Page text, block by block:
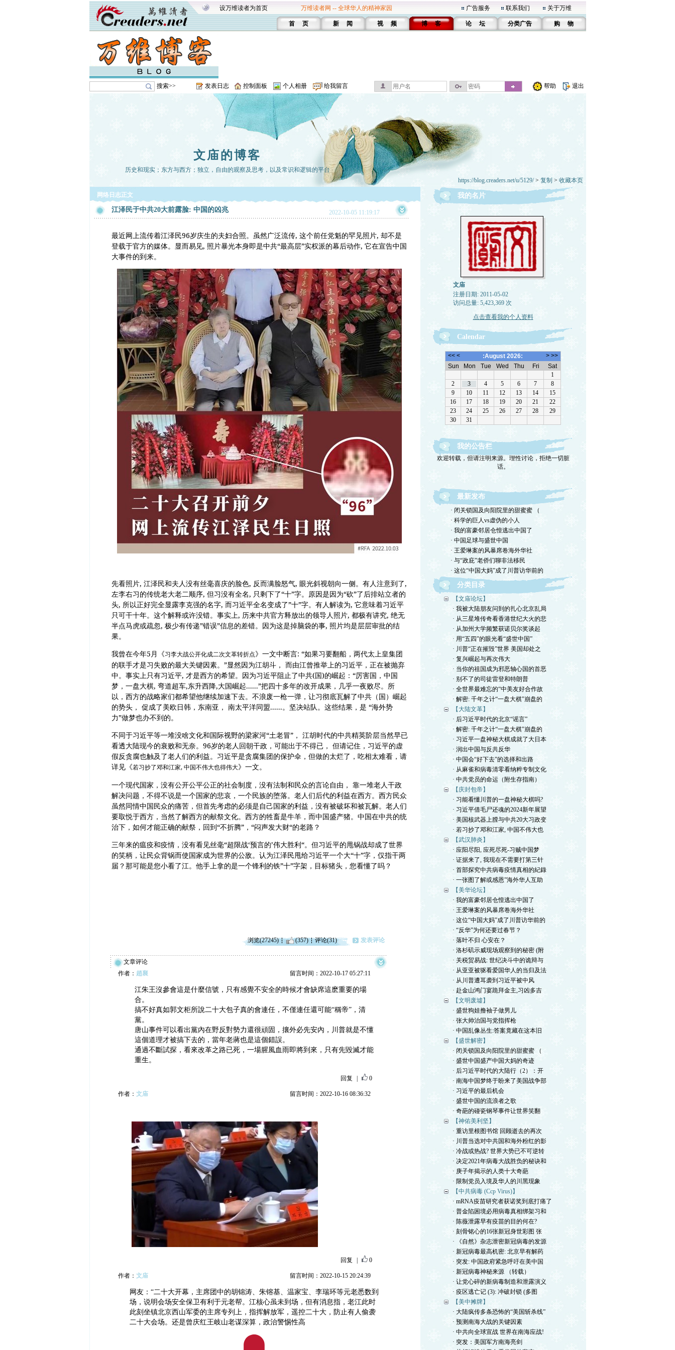
设万维读者为首页 万维读者网 -- 全球华人的精神家园 广告服务 联系我们 关于万维
首 页 新 闻 视 频 博 客 论 坛 分类广告 购 物
搜索>> 发表日志 控制面板 个人相册 给我留言 帮助 退出
文庙的博客
历史和现实；东方与西方；独立，自由的观察及思考，以及常识和逻辑的平台
https://blog.creaders.net/u/5129/> 复制 > 收藏本页
网络日志正文
江泽民于中共20大前露脸: 中国的凶兆 2022-10-05 11:19:17
最近网上流传着江泽民96岁庆生的夫妇合照。虽然广泛流传, 这个前任党魁的罕见照片, 却不是
登载于官方的媒体。显而易见, 照片暴光本身即是中共“最高层”实权派的幕后动作, 它在宣告中国
大事件的到来。
先看照片, 江泽民和夫人没有丝毫喜庆的脸色, 反而满脸怒气, 眼光斜视朝向一侧。有人注意到了,
左李右习的传统老大老二顺序, 但习没有全名, 只剩下了“十”字。原因是因为“砍”了后排站立者的
头, 所以正好完全显露李克强的名字, 而习近平全名变成了”十”字。有人解读为, 它意味着习近平
只可干十年。这个解释或许没错。事实上, 历来中共官方释放出的领导人照片, 都极有讲究, 绝无
半点马虎或疏忽, 极少有传递”错误”信息的差错。因为这是掉脑袋的事, 照片均是层层审批的结
果。
我曾在今年5月《习李大战公开化成二次文革转折点》一文中断言: “如果习要翻船，两代太上皇集团
的联手才是习失败的最大关键因素。”显然因为江胡斗， 而由江曾推举上的习近平，正在被抛弃
中。事实上只有习近平, 才是西方的希望。因为习近平阻止了中共(国)的崛起：“厉害国，中国
梦，一盘大棋, 弯道超车,东升西降,大国崛起......”把四十多年的改开成果，几乎一夜败尽。所
以，西方的战略家们都希望他继续加速下去。不浪废一枪一弹，让习彻底瓦解了中共（国）崛起
的势头， 促成了美欧日韩，东南亚， 南太平洋同盟......。坚决站队。这些结果，是 “海外势
力”做梦也办不到的。
不同于习近平等一堆没啥文化和国际视野的梁家河“土老冒”， 江胡时代的中共精英阶层当然早已
看透大陆现今的衰败和无奈。96岁的老人回朝干政，可能出于不得已， 但请记住，习近平的虚
假反贪腐也触及了老人们的利益。习近平是贪腐集团的保护伞，但做的太烂了，吃相太难看，请
详见《若习抄了邓和江家, 中国不伟大也得伟大》一文。
一个现代国家，没有公开公平公正的社会制度，没有法制和民众的言论自由， 靠一堆老人干政
解决问题，不得不说是一个国家的悲哀，一个民族的堕落。老人们后代的利益在西方。西方民众
虽然同情中国民众的痛苦，但首先考虑的必须是自己国家的利益，没有被破坏和被瓦解。老人们
要取悦于西方，当然了解西方的献祭文化。西方的牲畜是牛羊，而中国盛产猪。中国在中共的统
治下，如何才能正确的献祭，回到“不折腾”，“闷声发大财“的老路？
三年来的瘟疫和疫情，没有看见丝毫“超限战‘预言的’伟大胜利“。但习近平的甩锅战却成了世界
的笑柄，让民众背锅而使国家成为世界的公敌。认为江泽民甩给习近平一个大“十”字，仅指干两
届？那可能是您小看了江。他手上拿的是一个锋利的铁”十”字架，目标猪头，您看懂了吗？
浏览(27245) (357) 评论(31) 发表评论
文章评论
作者： 趙襄 留言时间：2022-10-17 05:27:11
江朱王沒參會這是什麼信號，只有感覺不安全的時候才會缺席這麽重要的場
合。
搞不好真如郭文柜所說二十大包子真的會連任，不僅連任還可能“稱帝”，清
黨。
唐山事件可以看出黨內在野反對勢力還很頑固，攘外必先安內，川普就是不懂
這個道理才被搞下去的，當年老蔣也是這個錯誤。
通過不斷試探，看來改革之路已死，一場腥風血雨即將到來，只有先毀滅才能
重生。
回复 0
作者： 文庙 留言时间：2022-10-16 08:36:32
回复 0
作者： 文庙 留言时间：2022-10-15 20:24:39
网友：“二十大开幕，主席团中的胡锦涛、朱镕基、温家宝、李瑞环等元老悉数到
场，说明会场安全保卫有利于元老帮。江核心虽未到场，但有消息指，老江此时
此刻坐镇北京西山军委的主席专列上，指挥解放军，遥控二十大，防止有人偷袭
二十大会场。还是曾庆红王岐山老谋深算，政治警惕性高
我的名片
文庙
注册日期: 2011-05-02
访问总量: 5,423,369 次
点击查看我的个人资料
Calendar
我的公告栏
欢迎转载，但请注明来源。理性讨论，拒绝一切脏
话。
最新发布
· 闭关锁国及向阳院里的甜蜜蜜 （
· 科学的巨人vs虚伪的小人
· 我的富豪邻居仓惶逃出中国了
· 中国足球与盛世中国
· 王爱琳案的风暴席卷海外华社
· 与“政庇”老侨们聊非法移民
· 这位“中国大妈”成了川普访华前的
分类目录
【文庙论坛】
· 我被大陆朋友问到的扎心北京乱局
· 从三星堆传奇看香港世纪大火的悲
· 从加州大学频繁获诺贝尔奖谈起
· 用“五四”的眼光看“盛世中国”
· 川普“正在摧毁”世界 美国却处之
· 复兴崛起与再次伟大
· 当你的祖国成为邪恶轴心国的首恶
· 别不了的司徒雷登和特朗普
· 全世界最难忘的“中美友好合作故
· 解密: 千年之计“一盘大棋”崩盘的
【大陆文革】
· 后习近平时代的北京“谣言”
· 解密: 千年之计“一盘大棋”崩盘的
· 习近平一盘神秘大棋成就了大日本
· 润出中国与反共反华
· 中国会“好下去”的选择和出路
· 从麻雀和病毒清零看纳粹专制文化
· 中共党员的命运（附生存指南）
【庆封包帝】
· 习能看懂川普的一盘神秘大棋吗?
· 习近平借毛尸还魂的2024新年展望
· 美国核武器上膛与中共20大习政变
· 若习抄了邓和江家, 中国不伟大也
【武汉肺炎】
· 应阳尽阳, 应死尽死-习贼中国梦
· 证据来了, 我现在不需要打第三针
· 首部探究中共病毒疫情真相的紀錄
· 一张图了解或感恩”海外华人互助
【美华论坛】
· 我的富豪邻居仓惶逃出中国了
· 王爱琳案的风暴席卷海外华社
· 这位“中国大妈”成了川普访华前的
· “反华”为何还要过春节？
· 落叶不归 心安在？
· 洛杉矶示威现场观察到的秘密 (附
· 关税贸易战: 世纪决斗中的诡辩与
· 从亚亚被驱看爱国华人的当归及法
· 从川普遭耳袭到习近平被中风
· 赴金山鸿门宴跪拜金主,习凶多吉
【文明废墟】
· 盛世狗娃撸袖子做男儿
· 张大帅治国与党指挥枪
· 中国乱像丛生:答案竟藏在这本旧
【盛世解密】
· 闭关锁国及向阳院里的甜蜜蜜 （
· 盛世中国盛产中国大妈的奇迹
· 后习近平时代的大陆行（2）：开
· 南海中国梦终于盼来了美国战争部
· 习近平的最后机会
· 盛世中国的流浪者之歌
· 奇葩的碰瓷钢琴事件让世界笑翻
【神佑美利坚】
· 重访里根图书馆 回顾逝去的再次
· 川普当选对中共国和海外粉红的影
· 冷战或热战? 世界大势已不可逆转
· 决定2021年病毒大战胜负的秘诀和
· 庚子年揭示的人类十大奇葩
· 限制党员入境及华人的川黑现象
【中共病毒 (Ccp Virus)】
· mRNA疫苗研究者获诺奖到底打痛了
· 普金陷困境必用病毒真相绑架习和
· 陈薇泄露早有疫苗的目的何在?
· 刻骨铭心的16张新冠身世彩图 张
· 《自然》杂志泄密新冠病毒的发源
· 新冠病毒最高机密: 北京早有解药
· 突发: 中国政府紧急呼吁在美中国
· 新冠病毒神秘来源 （转载）
· 让党心碎的新病毒制造和泄露演义
· 疫区逃亡记 (3): 冲破封锁 (多图
【美中摊牌】
· 大陆疯传多条恐怖的“美国斩杀线”
· 预测南海大战的关键因素
· 中共向全球宣战 世界在南海应战!
· 突发：美国军方南海亮剑